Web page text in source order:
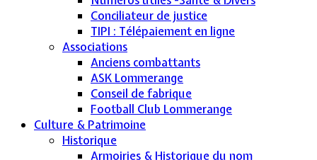
Conciliateur de justice
TIPI : Télépaiement en ligne
Associations
Anciens combattants
ASK Lommerange
Conseil de fabrique
Football Club Lommerange
Culture & Patrimoine
Historique
Armoiries & Historique du nom